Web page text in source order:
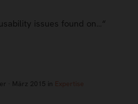
issues found on…“
· März 2015 in Expertise